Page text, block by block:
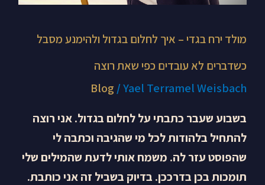
מולד ירח בגדי – איך לחלום בגדול ולהימנע מסבל
כשדברים לא עובדים כפי שאת רוצה
Blog /Yael Terramel Weisbach
בשבוע שעבר כתבתי על לחלום בגדול. אני רוצה
להתחיל בלהודות לכל מי שהגיבה וכתבה לי
שהפוסט עזר לה. משמח אותי לדעת שהמילים שלי
תומכות בכן בדרככן. בדיוק בשביל זה אני כותבת.
שאת